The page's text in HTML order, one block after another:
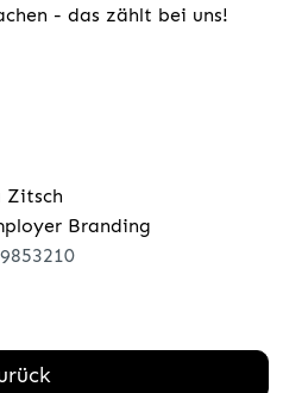
- das zählt bei uns!
Zitsch
Branding